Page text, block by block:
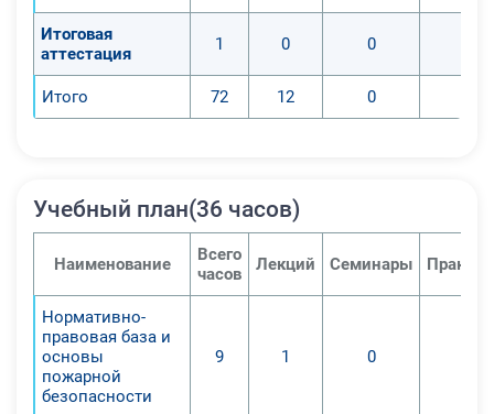
Итоговая
аттестация
1 0 0
Итого 72 12 0
Учебный план(36 часов)
Наименование
Всего
часов
Лекций Семинары
Нормативно-
правовая база и
основы
пожарной
безопасности
9 1 0